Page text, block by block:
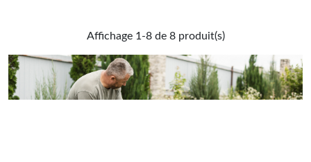
Affichage 1-8 de 8 produit(s)